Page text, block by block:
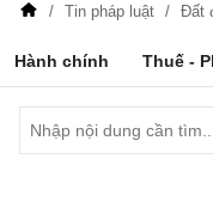
Tin pháp luật Đất
Hành chính Thuế -